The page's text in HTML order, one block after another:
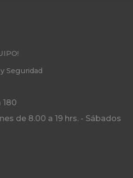
Seguridad
180
de 8.00 a 19 hrs. - Sábados